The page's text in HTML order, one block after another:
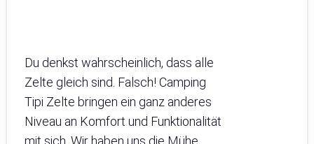
Du denkst wahrscheinlich, dass alle
Zelte gleich sind. Falsch! Camping
Tipi Zelte bringen ein ganz anderes
Niveau an Komfort und Funktionalität
mit sich. Wir haben uns die Mühe